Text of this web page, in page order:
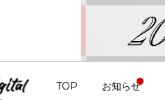
TOP お知らせ